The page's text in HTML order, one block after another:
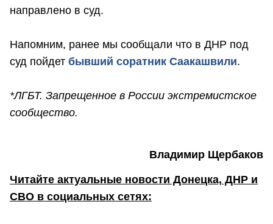
направлено в суд.
Напомним, ранее мы сообщали что в ДНР под
суд пойдет бывший соратник Саакашвили.
*ЛГБТ. Запрещенное в России экстремистское
сообщество.
Владимир Щербаков
Читайте актуальные новости Донецка, ДНР и
СВО в социальных сетях: